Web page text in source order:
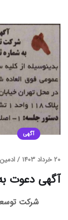
آگهی
20 خرداد 1403 /
آگهی دعوت
شرکت